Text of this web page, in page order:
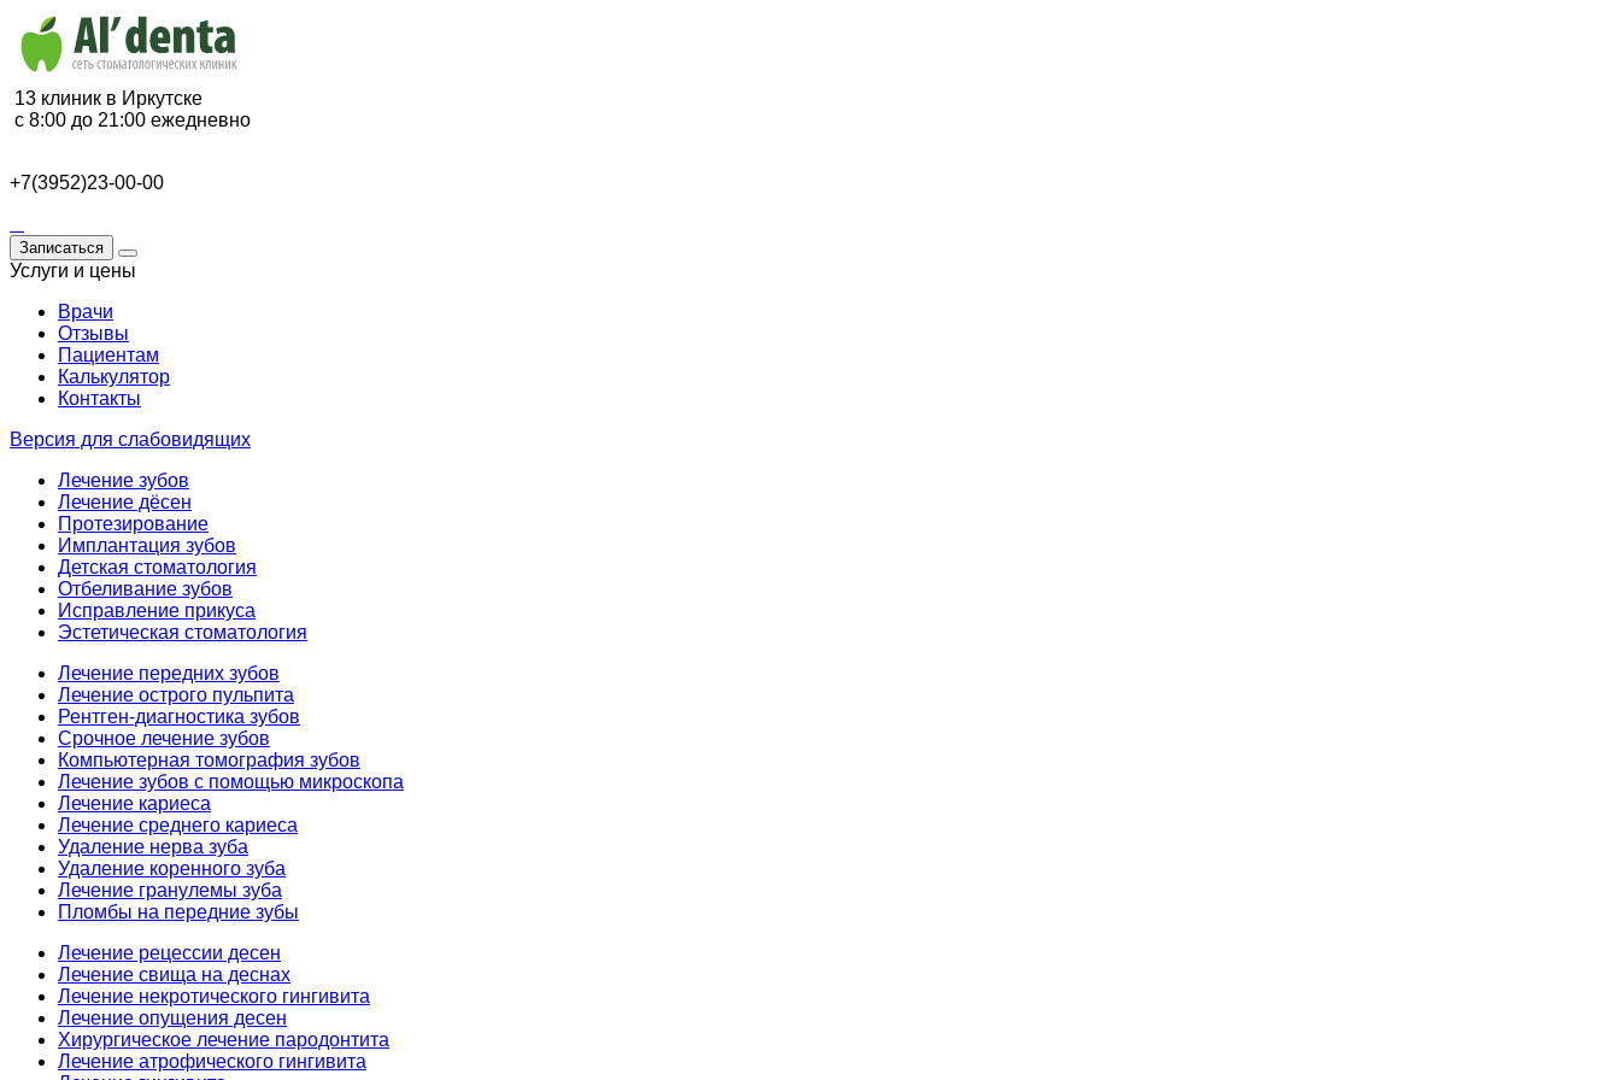
13 клиник в Иркутске
с 8:00 до 21:00 ежедневно
+7(3952)23-00-00
Записаться
Услуги и цены
Врачи
Отзывы
Пациентам
Калькулятор
Контакты
Версия для слабовидящих
Лечение зубов
Лечение дёсен
Протезирование
Имплантация зубов
Детская стоматология
Отбеливание зубов
Исправление прикуса
Эстетическая стоматология
Лечение передних зубов
Лечение острого пульпита
Рентген-диагностика зубов
Срочное лечение зубов
Компьютерная томография зубов
Лечение зубов с помощью микроскопа
Лечение кариеса
Лечение среднего кариеса
Удаление нерва зуба
Удаление коренного зуба
Лечение гранулемы зуба
Пломбы на передние зубы
Лечение рецессии десен
Лечение свища на деснах
Лечение некротического гингивита
Лечение опущения десен
Хирургическое лечение пародонтита
Лечение атрофического гингивита